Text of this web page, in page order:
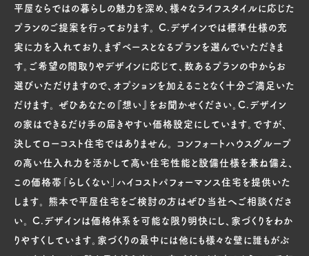
平屋ならではの暮らしの魅力を深め、様々なライフスタイルに応じた
プランのご提案を行っております。 C.デザインでは標準仕様の充
実に力を入れており、まずベースとなるプランを選んでいただきま
す。ご希望の間取りやデザインに応じて、数あるプランの中からお
選びいただけますので、オプションを加えることなく十分ご満足いた
だけます。 ぜひあなたの『想い』をお聞かせください。C.デザイン
の家はできるだけ手の届きやすい価格設定にしています。ですが、
決してローコスト住宅ではありません。 コンフォートハウスグループ
の高い仕入れ力を活かして高い住宅性能と設備仕様を兼ね備え、
この価格帯「らしくない」ハイコストパフォーマンス住宅を提供いた
します。 熊本で平屋住宅をご検討の方はぜひ当社へご相談くださ
い。 C.デザインは価格体系を可能な限り明快にし、家づくりをわか
りやすくしています。家づくりの最中には他にも様々な壁に誰もがぶ